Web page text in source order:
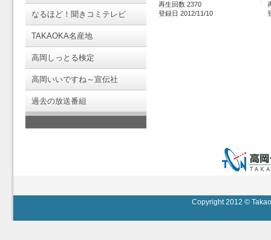
なるほど！聞きコミテレビ
TAKAOKA名産地
高岡しっとる検定
高岡いいですね～宣伝社
過去の放送番組
再生回数 2370
登録日 2012/11/10
Copyright 2012 ©